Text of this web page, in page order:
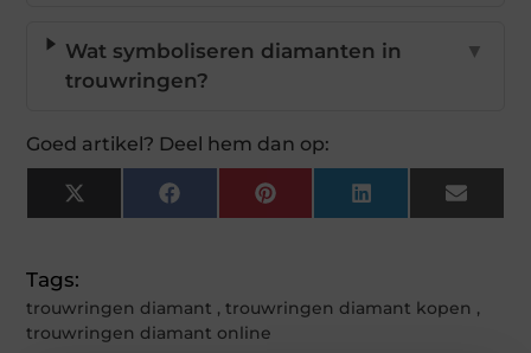
Wat symboliseren diamanten in
trouwringen?
▼
Goed artikel? Deel hem dan op:
X
(Twitter)
FacebookPinterestLinkedInEmail
Tags:
trouwringen diamant ,trouwringen diamant kopen ,
trouwringen diamant online